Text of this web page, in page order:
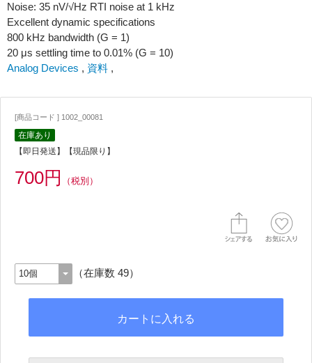
Noise: 35 nV/√Hz RTI noise at 1 kHz
Excellent dynamic specifications
800 kHz bandwidth (G = 1)
20 μs settling time to 0.01% (G = 10)
Analog Devices , 資料 ,
[商品コード ] 1002_00081
在庫あり
【即日発送】【現品限り】
700円 （税別）
（在庫数 49）